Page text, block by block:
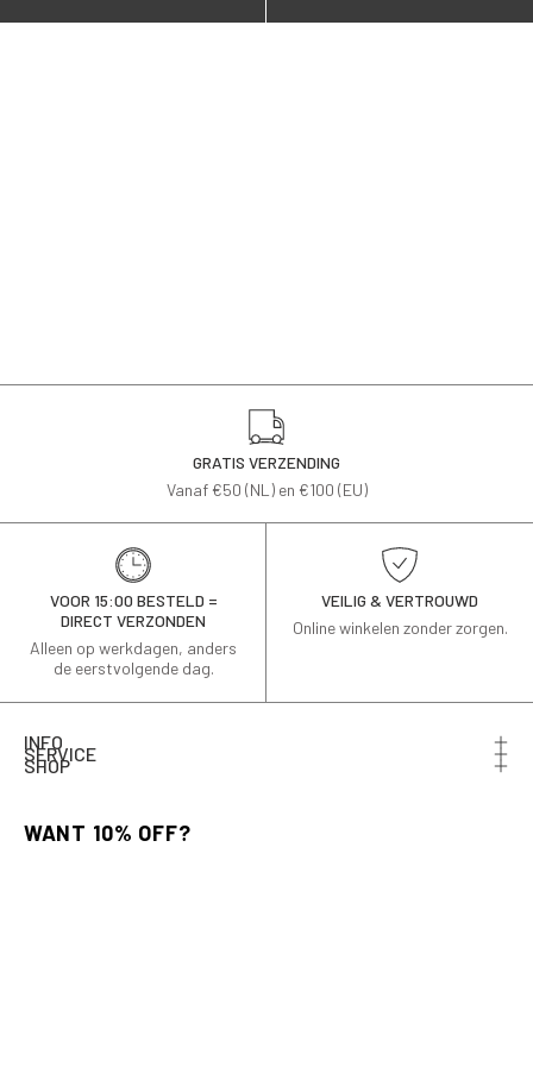
GRATIS VERZENDING
Vanaf €50 (NL) en €100 (EU)
VOOR 15:00 BESTELD =
DIRECT VERZONDEN
Alleen op werkdagen, anders
de eerstvolgende dag.
VEILIG & VERTROUWD
Online winkelen zonder zorgen.
INFO
SERVICE
SHOP